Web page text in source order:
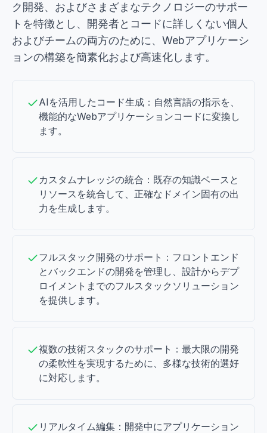
ク開発、およびさまざまなテクノロジーのサポー
トを特徴とし、開発者とコードに詳しくない個人
およびチームの両方のために、Webアプリケーシ
ョンの構築を簡素化および高速化します。
AIを活用したコード生成：自然言語の指示を、
機能的なWebアプリケーションコードに変換し
ます。
カスタムナレッジの統合：既存の知識ベースと
リソースを統合して、正確なドメイン固有の出
力を生成します。
フルスタック開発のサポート：フロントエンド
とバックエンドの開発を管理し、設計からデプ
ロイメントまでのフルスタックソリューション
を提供します。
複数の技術スタックのサポート：最大限の開発
の柔軟性を実現するために、多様な技術的選好
に対応します。
リアルタイム編集：開発中にアプリケーション